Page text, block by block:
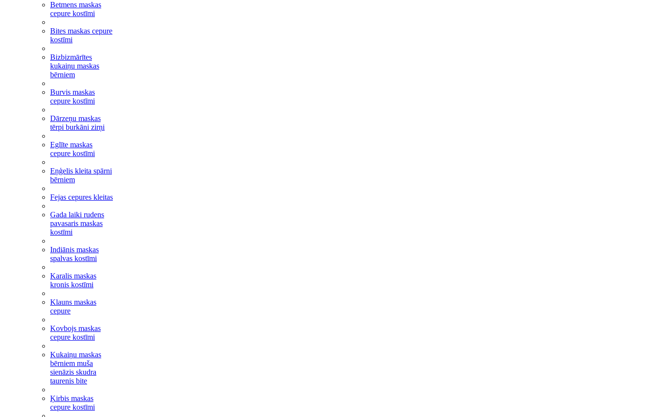
Betmens maskas
cepure kostīmi
Bites maskas cepure
kostīmi
Bizbizmārītes
kukaiņu maskas
bērniem
Burvis maskas
cepure kostīmi
Dārzeņu maskas
tērpi burkāni zirņi
Eglīte maskas
cepure kostīmi
Eņģelis kleita spārni
bērniem
Fejas cepures kleitas
Gada laiki rudens
pavasaris maskas
kostīmi
Indiānis maskas
spalvas kostīmi
Karalis maskas
kronis kostīmi
Klauns maskas
cepure
Kovbojs maskas
cepure kostīmi
Kukaiņu maskas
bērniem muša
sienāzis skudra
taurenis bite
Ķirbis maskas
cepure kostīmi